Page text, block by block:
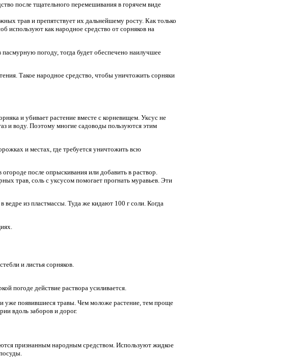
после тщательного перемешивания в горячем виде
трав и препятствует их дальнейшему росту. Как только
используют как народное средство от сорняков на
погоду, тогда будет обеспечено наилучшее
Такое народное средство, чтобы уничтожить сорняки
и убивает растение вместе с корневищем. Уксус не
и воду. Поэтому многие садоводы пользуются этим
и местах, где требуется уничтожить всю
после опрыскивания или добавить в раствор.
трав, соль с уксусом помогает прогнать муравьев. Эти
из пластмассы. Туда же кидают 100 г соли. Когда
и листья сорняков.
погоде действие раствора усиливается.
уже появившиеся травы. Чем моложе растение, тем проще
вдоль заборов и дорог.
признанным народным средством. Используют жидкое